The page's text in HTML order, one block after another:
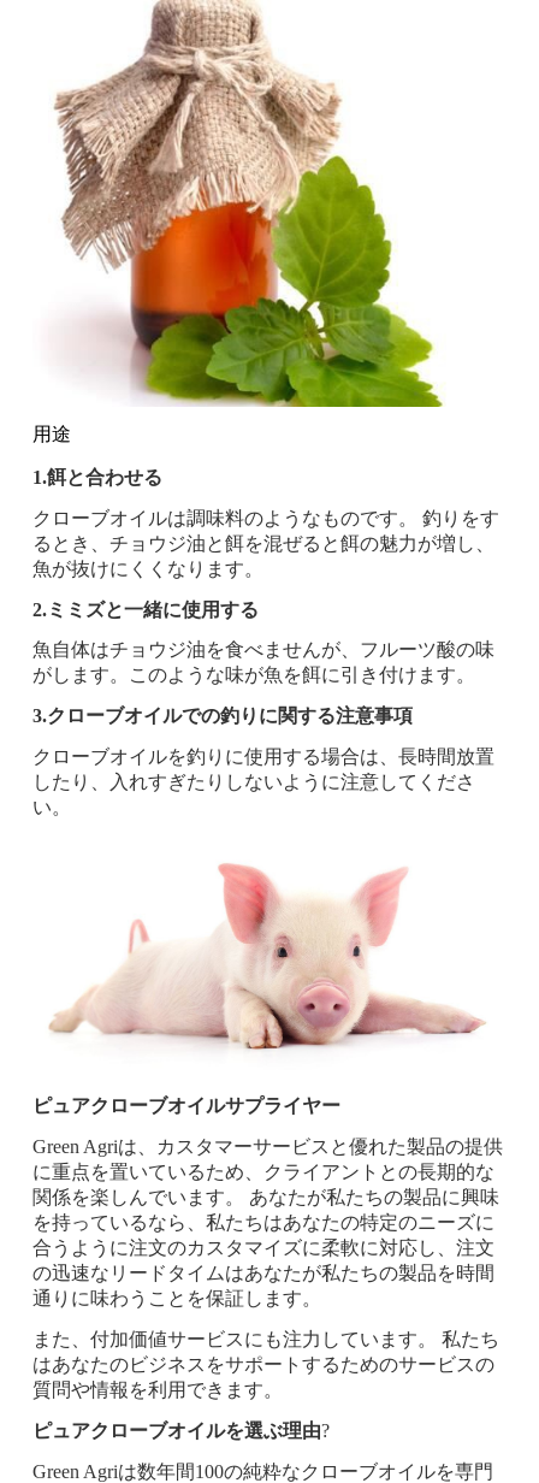
用途
1.餌と合わせる
クローブオイルは調味料のようなものです。 釣りをす
るとき、チョウジ油と餌を混ぜると餌の魅力が増し、
魚が抜けにくくなります。
2.ミミズと一緒に使用する
魚自体はチョウジ油を食べませんが、フルーツ酸の味
がします。このような味が魚を餌に引き付けます。
3.クローブオイルでの釣りに関する注意事項
クローブオイルを釣りに使用する場合は、長時間放置
したり、入れすぎたりしないように注意してくださ
い。
ピュアクローブオイルサプライヤー
Green Agriは、カスタマーサービスと優れた製品の提供
に重点を置いているため、クライアントとの長期的な
関係を楽しんでいます。 あなたが私たちの製品に興味
を持っているなら、私たちはあなたの特定のニーズに
合うように注文のカスタマイズに柔軟に対応し、注文
の迅速なリードタイムはあなたが私たちの製品を時間
通りに味わうことを保証します。
また、付加価値サービスにも注力しています。 私たち
はあなたのビジネスをサポートするためのサービスの
質問や情報を利用できます。
ピュアクローブオイルを選ぶ理由?
Green Agriは数年間100の純粋なクローブオイルを専門